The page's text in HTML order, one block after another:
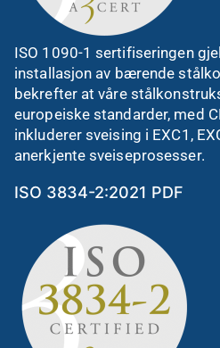
ISO 1090-1 sertifiseringen
installasjon av bærende
bekrefter at våre
europeiske standarder, med
inkluderer sveising i EXC1,
anerkjente sveiseprosesser.
ISO 3834-2:2021 PDF